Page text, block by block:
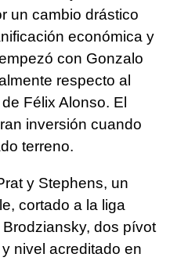
un cambio drástico
económica y
con Gonzalo
respecto al
Félix Alonso. El
inversión cuando
terreno.
y Stephens, un
cortado a la liga
dos pívot
nivel acreditado en